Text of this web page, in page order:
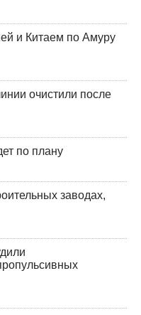
и Китаем по Амуру
очистили после
по плану
заводах,